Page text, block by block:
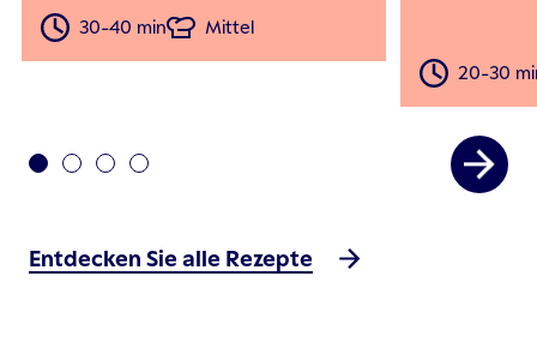
30-40 min Mittel
20-30
Entdecken Sie alle Rezepte